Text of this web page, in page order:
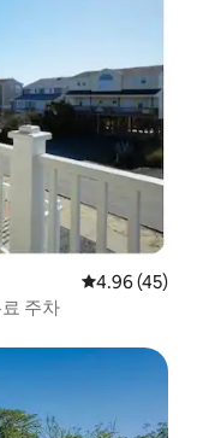
평점 4.96점(5
4.96 (45)
주차